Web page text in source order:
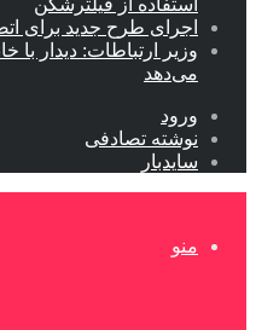
استفاده از فیلترشکن
اجرای طرح جدید برای
وزیر ارتباطات: دیدار با
می‌دهد
ورود
نوشته تصادفی
سایدبار
منو